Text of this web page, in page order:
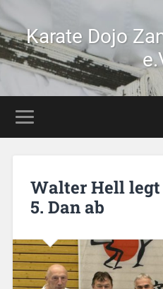
Karate Dojo
Walter Hell
5. Dan ab